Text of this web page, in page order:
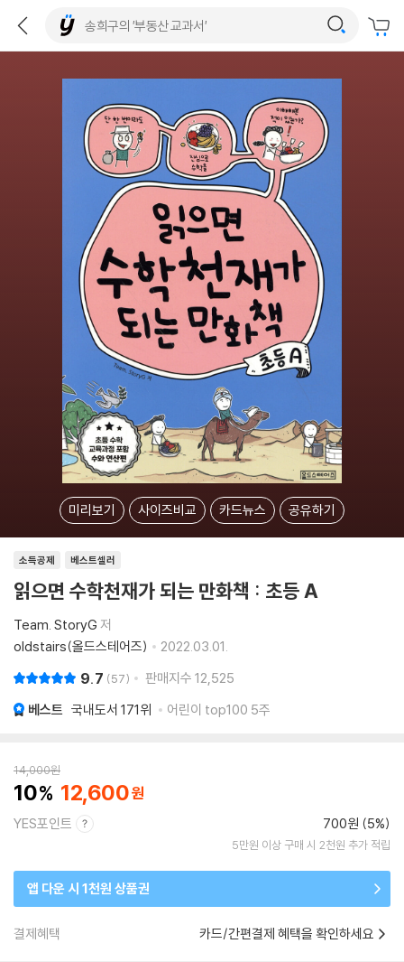
미리보기 사이즈비교 카드뉴스 공유하기
소득공제 베스트셀러
읽으면 수학천재가 되는 만화책 : 초등 A
Team. StoryG 저
oldstairs(올드스테어즈)
2022.03.01.
9.7 57 판매지수 12,525
베스트 국내도서 171위 어린이 top100 5주
14,000원
10 12,600
YES포인트 700원 (5%)
5만원 이상 구매 시 2천원 추가 적립
앱 다운 시 1천원 상품권
결제혜택 카드/간편결제 혜택을 확인하세요